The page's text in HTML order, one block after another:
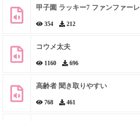
甲子園 ラッキー7 ファンファーレ
354 212
コウメ太夫
1160 696
高齢者 聞き取りやすい
768 461